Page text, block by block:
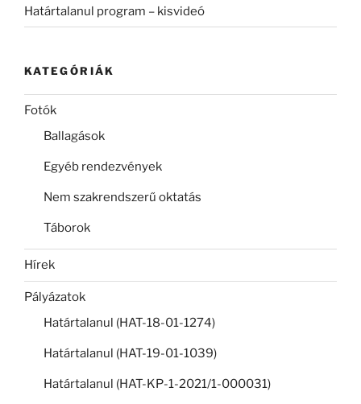
Határtalanul program – kisvideó
KATEGÓRIÁK
Fotók
Ballagások
Egyéb rendezvények
Nem szakrendszerű oktatás
Táborok
Hírek
Pályázatok
Határtalanul (HAT-18-01-1274)
Határtalanul (HAT-19-01-1039)
Határtalanul (HAT-KP-1-2021/1-000031)